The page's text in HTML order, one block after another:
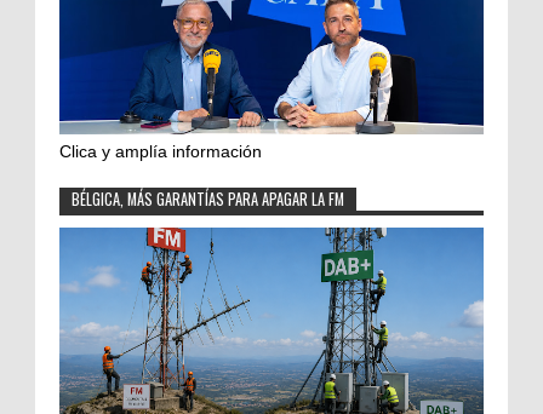
Clica y amplía información
BÉLGICA, MÁS GARANTÍAS PARA APAGAR LA FM